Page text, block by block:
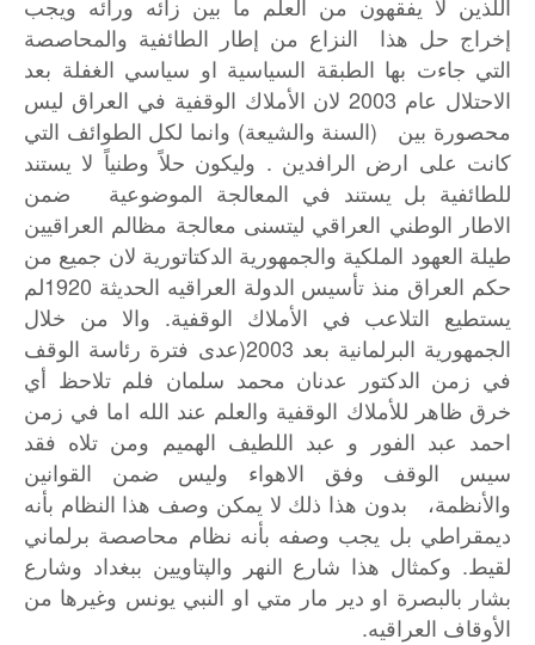
إخراج حل هذا النزاع من إطار الطائفية والمحاصصة
التي جاءت بها الطبقة السياسية او سياسي الغفلة بعد
الاحتلال عام 2003 لان الأملاك الوقفية في العراق ليس
محصورة بين (السنة والشيعة) وانما لكل الطوائف التي
كانت على ارض الرافدين . وليكون حلاً وطنياً لا يستند
للطائفية بل يستند في المعالجة الموضوعية ضمن
الاطار الوطني العراقي ليتسنى معالجة مظالم العراقيين
طيلة العهود الملكية والجمهورية الدكتاتورية لان جميع من
حكم العراق منذ تأسيس الدولة العراقيه الحديثة 1920لم
يستطيع التلاعب في الأملاك الوقفية. والا من خلال
الجمهورية البرلمانية بعد 2003(عدى فترة رئاسة الوقف
في زمن الدكتور عدنان محمد سلمان فلم تلاحظ أي
خرق ظاهر للأملاك الوقفية والعلم عند الله اما في زمن
احمد عبد الفور و عبد اللطيف الهميم ومن تلاه فقد
سيس الوقف وفق الاهواء وليس ضمن القوانين
والأنظمة، بدون هذا ذلك لا يمكن وصف هذا النظام بأنه
ديمقراطي بل يجب وصفه بأنه نظام محاصصة برلماني
لقيط. وكمثال هذا شارع النهر والپتاويين ببغداد وشارع
بشار بالبصرة او دير مار متي او النبي يونس وغيرها من
الأوقاف العراقيه.